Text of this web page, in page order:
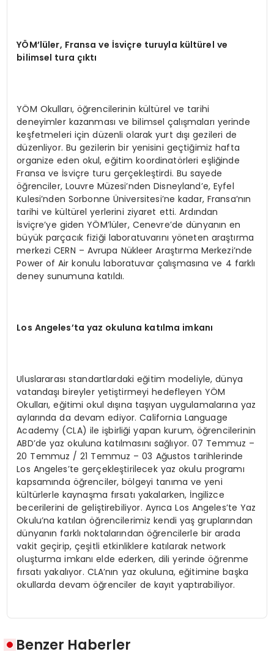
YÖM’lüler, Fransa ve İsviçre turuyla kültürel ve
bilimsel tura çıktı
YÖM Okulları, öğrencilerinin kültürel ve tarihi
deneyimler kazanması ve bilimsel çalışmaları yerinde
keşfetmeleri için düzenli olarak yurt dışı gezileri de
düzenliyor. Bu gezilerin bir yenisini geçtiğimiz hafta
organize eden okul, eğitim koordinatörleri eşliğinde
Fransa ve İsviçre turu gerçekleştirdi. Bu sayede
öğrenciler, Louvre Müzesi’nden Disneyland’e, Eyfel
Kulesi’nden Sorbonne Üniversitesi’ne kadar, Fransa’nın
tarihi ve kültürel yerlerini ziyaret etti. Ardından
İsviçre’ye giden YÖM’lüler, Cenevre’de dünyanın en
büyük parçacık fiziği laboratuvarını yöneten araştırma
merkezi CERN – Avrupa Nükleer Araştırma Merkezi’nde
Power of Air konulu laboratuvar çalışmasına ve 4 farklı
deney sunumuna katıldı.
Los Angeles’ta yaz okuluna katılma imkanı
Uluslararası standartlardaki eğitim modeliyle, dünya
vatandaşı bireyler yetiştirmeyi hedefleyen YÖM
Okulları, eğitimi okul dışına taşıyan uygulamalarına yaz
aylarında da devam ediyor. California Language
Academy (CLA) ile işbirliği yapan kurum, öğrencilerinin
ABD’de yaz okuluna katılmasını sağlıyor. 07 Temmuz –
20 Temmuz / 21 Temmuz – 03 Ağustos tarihlerinde
Los Angeles’te gerçekleştirilecek yaz okulu programı
kapsamında öğrenciler, bölgeyi tanıma ve yeni
kültürlerle kaynaşma fırsatı yakalarken, İngilizce
becerilerini de geliştirebiliyor. Ayrıca Los Angeles’te Yaz
Okulu’na katılan öğrencilerimiz kendi yaş gruplarından
dünyanın farklı noktalarından öğrencilerle bir arada
vakit geçirip, çeşitli etkinliklere katılarak network
oluşturma imkanı elde ederken, dili yerinde öğrenme
fırsatı yakalıyor. CLA’nın yaz okuluna, eğitimine başka
okullarda devam öğrenciler de kayıt yaptırabiliyor.
Benzer Haberler